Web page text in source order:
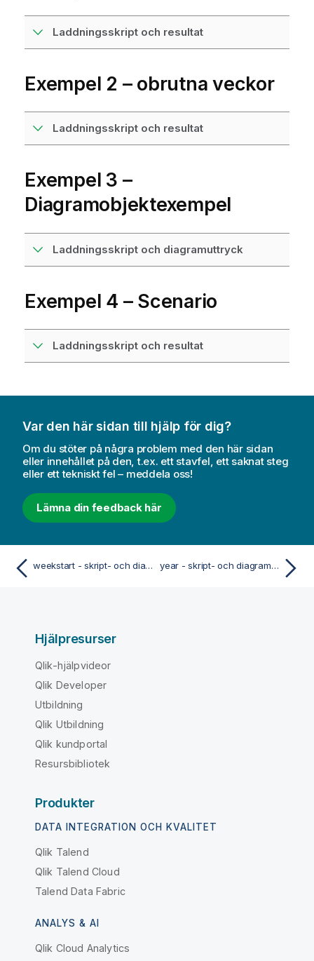
Laddningsskript och resultat
Exempel 2 – obrutna veckor
Laddningsskript och resultat
Exempel 3 –
Diagramobjektexempel
Laddningsskript och diagramuttryck
Exempel 4 – Scenario
Laddningsskript och resultat
Var den här sidan till hjälp för dig?
Om du stöter på några problem med den här sidan
eller innehållet på den, t.ex. ett stavfel, ett saknat steg
eller ett tekniskt fel – meddela oss!
Lämna din feedback här
weekstart - skript- och diagramfunktion year - skript- och diagramfunktion
Hjälpresurser
Qlik-hjälpvideor
Qlik Developer
Utbildning
Qlik Utbildning
Qlik kundportal
Resursbibliotek
Produkter
DATA INTEGRATION OCH KVALITET
Qlik Talend
Qlik Talend Cloud
Talend Data Fabric
ANALYS & AI
Qlik Cloud Analytics